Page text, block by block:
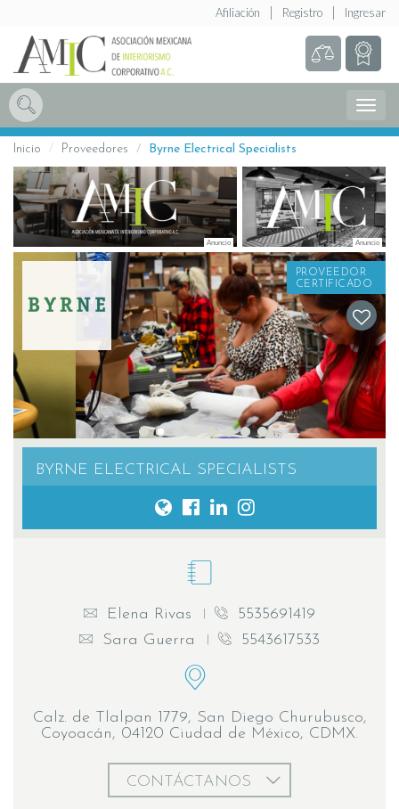
Ingresar
Registro
Afiliación
Menú
Inicio Proveedores Byrne Electrical Specialists
PROVEEDOR
CERTIFICADO
BYRNE ELECTRICAL SPECIALISTS
Elena Rivas
5535691419
Sara Guerra
5543617533
Calz. de Tlalpan 1779, San Diego Churubusco,
Coyoacán, 04120 Ciudad de México, CDMX.
CONTÁCTANOS